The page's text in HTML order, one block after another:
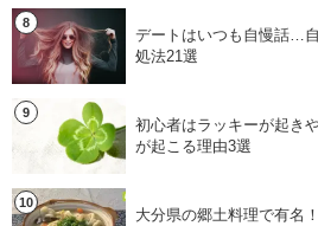
デートはいつも自慢話…
処法21選
初心者はラッキーが起き
が起こる理由3選
大分県の郷土料理で有名